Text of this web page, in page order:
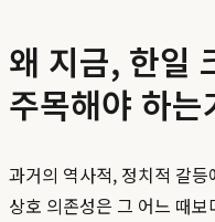
왜 지금, 한일
주목해야 하는
과거의 역사적, 정치적 갈
상호 의존성은 그 어느 때